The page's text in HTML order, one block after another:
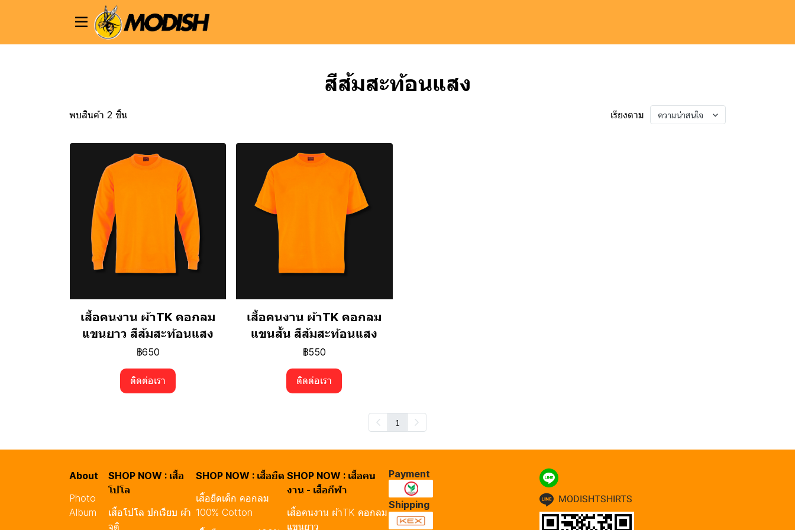
สีส้มสะท้อนแสง
พบสินค้า 2 ชิ้น เรียงตาม ความน่าสนใจ
เสื้อคนงาน ผ้าTK คอกลม
แขนยาว สีส้มสะท้อนแสง
฿650
ติดต่อเรา
เสื้อคนงาน ผ้าTK คอกลม
แขนสั้น สีส้มสะท้อนแสง
฿550
ติดต่อเรา
1
About
Photo
Album
SHOP NOW : เสื้อ
โปโล
เสื้อโปโล ปกเรียบ ผ้า
จูติ
SHOP NOW : เสื้อยืด
เสื้อยืดเด็ก คอกลม
100% Cotton
SHOP NOW : เสื้อคน
งาน - เสื้อกีฬา
เสื้อคนงาน ผ้าTK คอกลม
แขนยาว
Payment
Shipping MODISHTSHIRTS